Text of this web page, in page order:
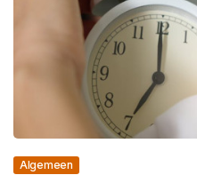
Algemeen